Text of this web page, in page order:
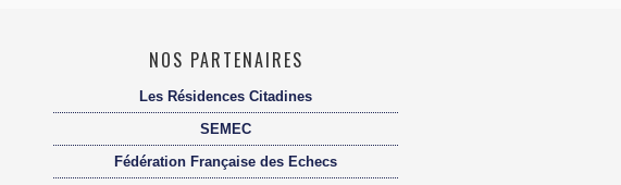
NOS PARTENAIRES
Les Résidences Citadines
SEMEC
Fédération Française des Echecs